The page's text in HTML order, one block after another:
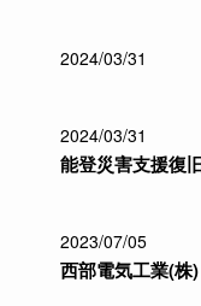
2024/03/31
2024/03/31
能登災害支援復
2023/07/05
西部電気工業(株